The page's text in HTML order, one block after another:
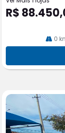
R$
0